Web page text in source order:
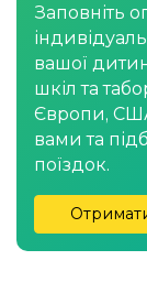
Заповніть
вашої
шкіл та
Європи,
вами та
поїздок.